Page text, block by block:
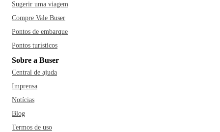
Sugerir uma viagem
Compre Vale Buser
Pontos de embarque
Pontos turísticos
Sobre a Buser
Central de ajuda
Imprensa
Notícias
Blog
Termos de uso